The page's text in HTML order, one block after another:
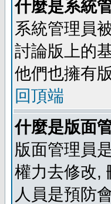
什麼是系統
系統管理員
討論版上的
他們也擁有
回頂端
什麼是版面
版面管理員
權力去修改,
人員是預防